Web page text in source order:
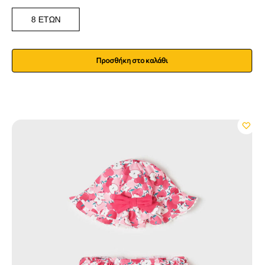
8 ΕΤΏΝ
Προσθήκη στο καλάθι